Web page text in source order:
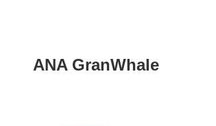
ANA GranWhale